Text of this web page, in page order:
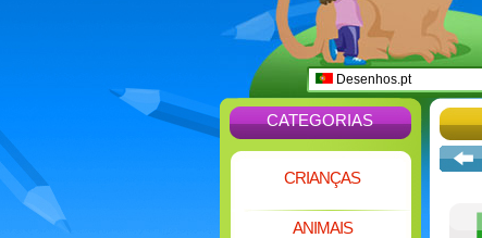
Desenhos.pt
CATEGORIAS
CRIANÇAS
ANIMAIS